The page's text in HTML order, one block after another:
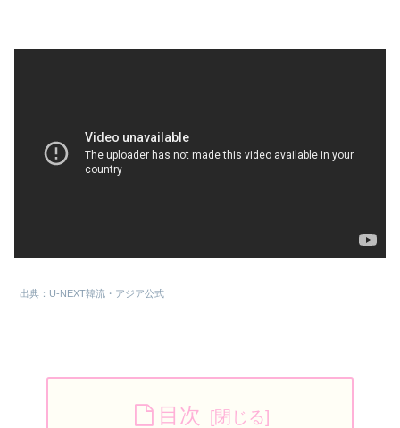
出典：U-NEXT韓流・アジア公式
目次